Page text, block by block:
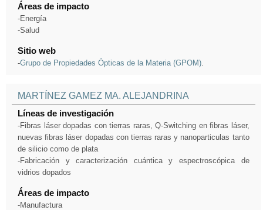
Áreas de impacto
-Energía
-Salud
Sitio web
-Grupo de Propiedades Ópticas de la Materia (GPOM)
MARTÍNEZ GAMEZ MA. ALEJANDRINA
Líneas de investigación
-Fibras láser dopadas con tierras raras, Q-Switching en fibras láser,
nuevas fibras láser dopadas con tierras raras y nanoparticulas tanto
de silicio como de plata
-Fabricación y caracterización cuántica y espectroscópica de
vidrios dopados
Áreas de impacto
-Manufactura